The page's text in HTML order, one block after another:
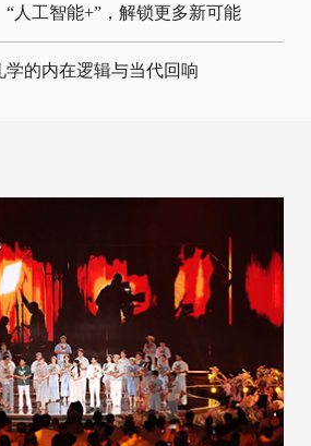
“人工智能+”，解锁更多新可能
的内在逻辑与当代回响